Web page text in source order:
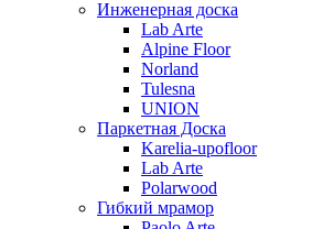
Инженерная доска
Lab Arte
Alpine Floor
Norland
Tulesna
UNION
Паркетная Доска
Karelia-upofloor
Lab Arte
Polarwood
Гибкий мрамор